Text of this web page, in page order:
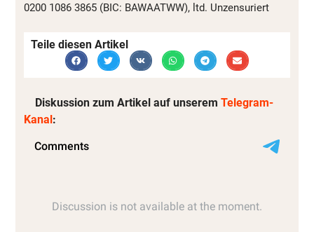
0200 1086 3865 (BIC: BAWAATWW), ltd. Unzensuriert
Teile diesen Artikel
Diskussion zum Artikel auf unserem Telegram-
Kanal :